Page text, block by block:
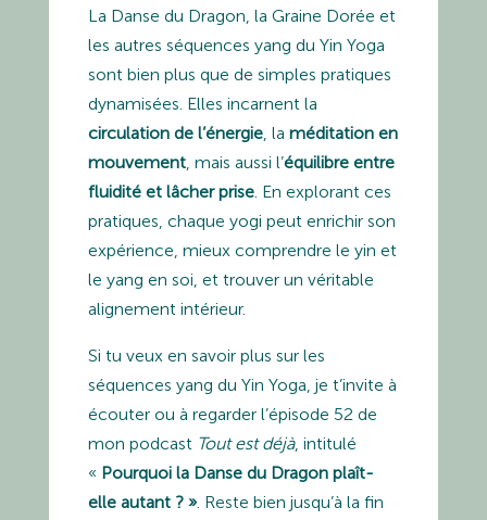
La Danse du Dragon, la Graine Dorée et
les autres séquences yang du Yin Yoga
sont bien plus que de simples pratiques
dynamisées. Elles incarnent la
circulation de l’énergie, la méditation en
mouvement, mais aussi l’équilibre entre
fluidité et lâcher prise. En explorant ces
pratiques, chaque yogi peut enrichir son
expérience, mieux comprendre le yin et
le yang en soi, et trouver un véritable
alignement intérieur.
Si tu veux en savoir plus sur les
séquences yang du Yin Yoga, je t’invite à
écouter ou à regarder l’épisode 52 de
mon podcast Tout est déjà, intitulé
« Pourquoi la Danse du Dragon plaît-
elle autant ? ». Reste bien jusqu’à la fin